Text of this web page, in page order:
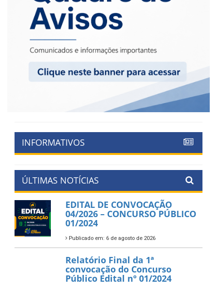
INFORMATIVOS
ÚLTIMAS NOTÍCIAS
EDITAL DE CONVOCAÇÃO
04/2026 – CONCURSO PÚBLICO
01/2024
Publicado em: 6 de agosto de 2026
Relatório Final da 1ª
convocação do Concurso
Público Edital nº 01/2024